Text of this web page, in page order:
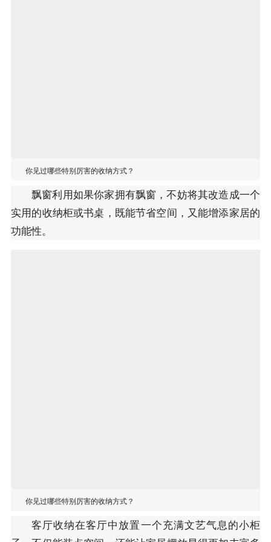
你见过哪些特别厉害的收纳方式？
飘窗利用如果你家拥有飘窗，不妨将其改造成一个
实用的收纳柜或书桌，既能节省空间，又能增添家居的
功能性。
你见过哪些特别厉害的收纳方式？
客厅收纳在客厅中放置一个充满文艺气息的小柜